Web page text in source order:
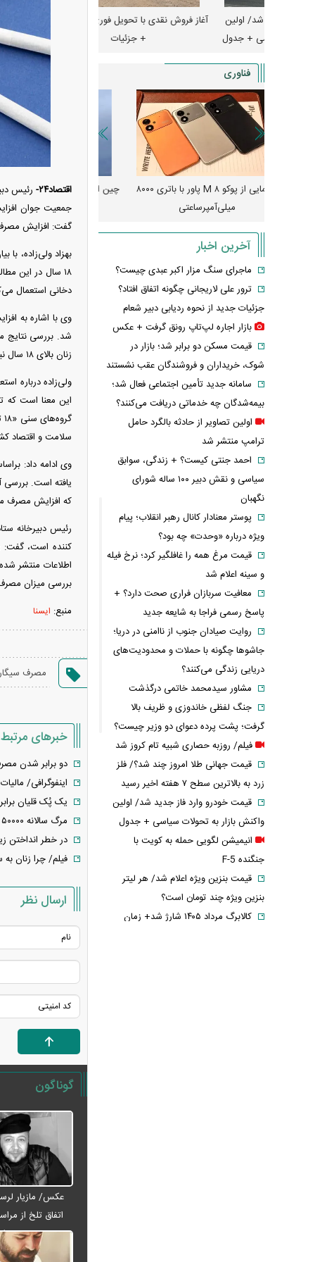
اقتصاد۲۴-
رئیس
جمعیت جوان
گفت: افزایش
دخانی استعمال می‌کنند. حدود ۲۶ درصد از مصرف‌کنندگان محصولات دخانی
زنان بالای ۱۸ سال نیز به میزان ۱۱ درصد افزایش یافته است.
ولی‌زاده درباره
این معنا است که
سلامت و اقتصاد
یافته است.
که افزایش مصرف
رئیس دبیرخانه
بررسی میزان مصرف در گروه‌های کمتر از ۱۳ سال انجام
منبع: ایسنا
مصرف
خبرهای مرتبط
دو برابر شدن مصرف
اینفوگرافی/
یک پُک قلیان برابر با ۲۰۰ نخ
مرگ سالانه ۵۰۰۰۰ ایرانی به دلیل مصرف سیگار
در خطر انداختن
فیلم/ چرا زنان به
ارسال نظر
گوناگون
عکس/ مازیار
اتفاق تلخ از
عبدی
آغاز فروش نقدی با تحویل فوری بهمن دیزل
جزئیات
فناوری
چین از بمب افکن H-۶N با موشک هسته‌ای
رونمایی کرد
پهپاد رهگیر یا موشک
کدامیک
آخرین اخبار
ماجرای سنگ مزار اکبر عبدی چیست؟
ترور علی لاریجانی چگونه اتفاق افتاد؟
جزئیات جدید از نحوه ردیابی دبیر شعام
بازار اجاره لپ‌تاپ رونق گرفت + عکس
قیمت مسکن دو برابر شد؛ بازار در
شوک، خریداران و فروشندگان عقب نشستند
سامانه جدید تأمین اجتماعی فعال شد؛
بیمه‌شدگان چه خدماتی دریافت می‌کنند؟
اولین تصاویر از حادثه بالگرد حامل
ترامپ منتشر شد
احمد جنتی کیست؟ + زندگی، سوابق
سیاسی و نقش دبیر ۱۰۰ ساله شورای
نگهبان
پوستر معنادار کانال رهبر انقلاب؛ پیام
ویژه درباره «وحدت» چه بود؟
قیمت مرغ همه را غافلگیر کرد؛ نرخ فیله
و سینه اعلام شد
معافیت سربازان فراری صحت دارد؟ +
پاسخ رسمی فراجا به شایعه جدید
روایت صیادان جنوب از ناامنی در دریا؛
جاشوها چگونه با حملات و محدودیت‌های
دریایی زندگی می‌کنند؟
مشاور سیدمحمد خاتمی درگذشت
جنگ لفظی خاندوزی و ظریف بالا
گرفت؛ پشت پرده دعوای دو وزیر چیست؟
فیلم/ روزبه حصاری شبیه تام کروز شد
قیمت جهانی طلا امروز چند شد؟/ فلز
زرد به بالاترین سطح ۷ هفته اخیر رسید
قیمت خودرو وارد فاز جدید شد/ اولین
واکنش بازار به تحولات سیاسی + جدول
انیمیشن لگویی حمله به کویت با
جنگنده F-5
قیمت بنزین ویژه اعلام شد/ هر لیتر
بنزین ویژه چند تومان است؟
کالابرگ مرداد ۱۴۰۵ شارژ شد+ زمان